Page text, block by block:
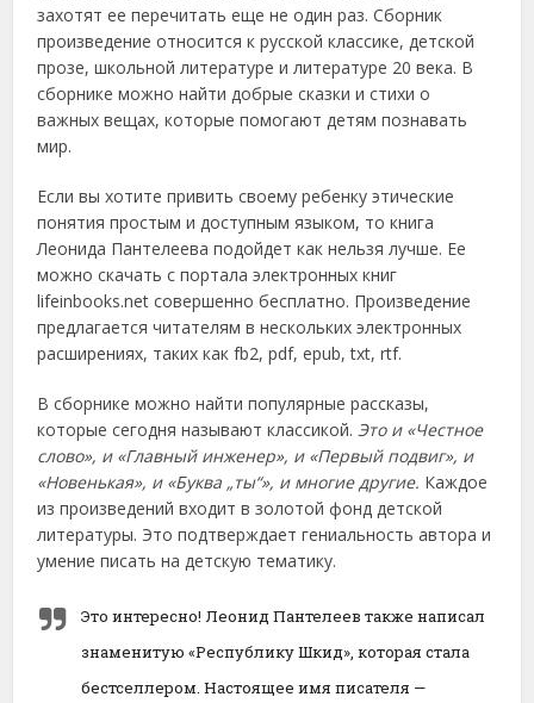
захотят ее перечитать еще не один раз. Сборник
произведение относится к русской классике, детской
прозе, школьной литературе и литературе 20 века. В
сборнике можно найти добрые сказки и стихи о
важных вещах, которые помогают детям познавать
мир.
Если вы хотите привить своему ребенку этические
понятия простым и доступным языком, то книга
Леонида Пантелеева подойдет как нельзя лучше. Ее
можно скачать с портала электронных книг
lifeinbooks.net совершенно бесплатно. Произведение
предлагается читателям в нескольких электронных
расширениях, таких как fb2, pdf, epub, txt, rtf.
В сборнике можно найти популярные рассказы,
которые сегодня называют классикой. Это и «Честное
слово», и «Главный инженер», и «Первый подвиг», и
«Новенькая», и «Буква „ты“», и многие другие. Каждое
из произведений входит в золотой фонд детской
литературы. Это подтверждает гениальность автора и
умение писать на детскую тематику.
Это интересно! Леонид Пантелеев также написал
знаменитую «Республику Шкид», которая стала
бестселлером. Настоящее имя писателя —